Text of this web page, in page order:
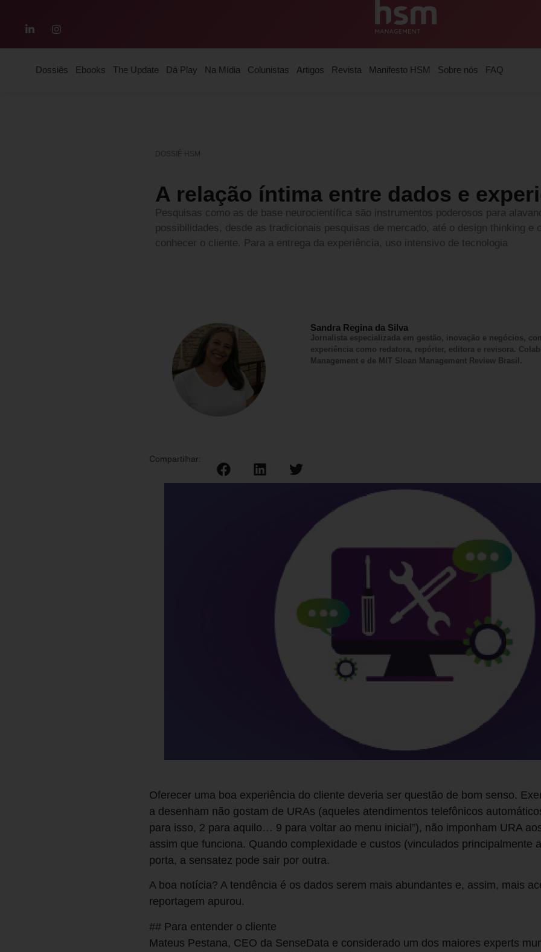
Dossiês Ebooks The Update Dá Play Na Mídia Colunistas Artigos Revista Manifesto HSM Sobre nós FAQ
DOSSIÊ HSM
A relação íntima entre dados e
Pesquisas como as de base neurocientífica são instrumentos poderosos para
possibilidades, desde as tradicionais pesquisas de mercado, até o design thinking e
conhecer o cliente. Para a entrega da experiência, uso intensivo de tecnologia
Sandra Regina da Silva
Jornalista especializada em gestão, inovação e negócios,
experiência como redatora, repórter, editora e revisora.
Management e de MIT Sloan Management Review Brasil.
Compartilhar:
Oferecer uma boa experiência do cliente deveria ser questão de bom senso.
a desenham não gostam de URAs (aqueles atendimentos telefônicos
para isso, 2 para aquilo… 9 para voltar ao menu inicial”), não imponham URA
assim que funciona. Quando complexidade e custos (vinculados principalmente
porta, a sensatez pode sair por outra.
A boa notícia? A tendência é os dados serem mais abundantes e, assim, mais
reportagem apurou.
## Para entender o cliente
Mateus Pestana, CEO da SenseData e considerado um dos maiores experts